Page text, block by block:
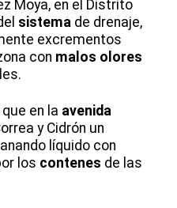
Moya, en el Distrito
sistema de drenaje,
excrementos
con malos olores
en la avenida
y Cidrón un
líquido con
los contenes de las